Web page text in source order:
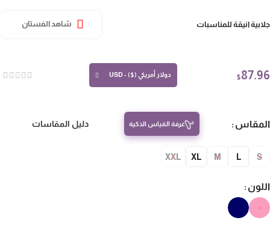
انيقة للمناسبات شاهد الفستان
$ دولار أمريكي ($) - USD
غرفة القياس الذكية دليل المقاسات
XL
XXL